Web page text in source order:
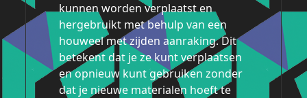
kunnen worden verplaatst en
hergebruikt met behulp van een
houweel met zijden aanraking. Dit
betekent dat je ze kunt verplaatsen
en opnieuw kunt gebruiken zonder
dat je nieuwe materialen hoeft te